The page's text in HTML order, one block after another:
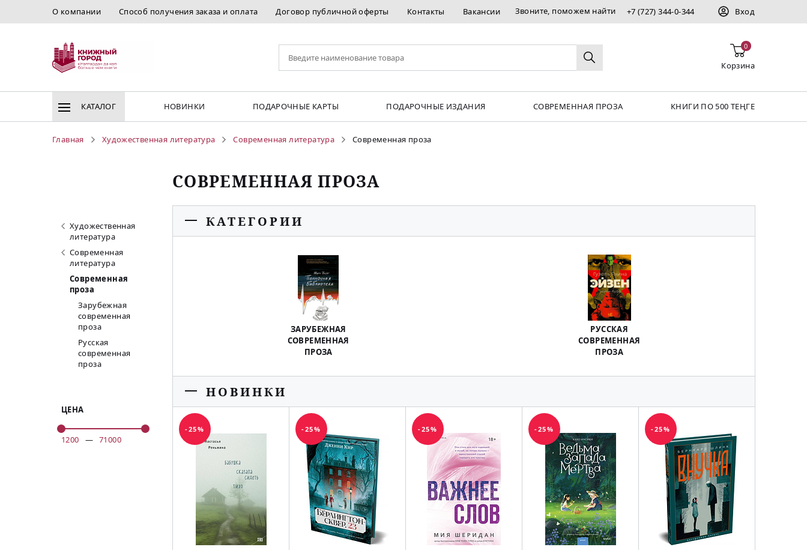
О компании Способ получения заказа и оплата Договор публичной оферты Контакты Вакансии Звоните, поможем найти +7 (727) 344-0-344 Вход
0
Корзина
КАТАЛОГ НОВИНКИ ПОДАРОЧНЫЕ КАРТЫ ПОДАРОЧНЫЕ ИЗДАНИЯ СОВРЕМЕННАЯ ПРОЗА КНИГИ ПО 500 ТЕҢГЕ
Главная Художественная литература Современная литература Современная проза
СОВРЕМЕННАЯ ПРОЗА
Художественная
литература
Современная
литература
Современная
проза
Зарубежная
современная
проза
Русская
современная
проза
ЦЕНА
1200 — 71000
КАТЕГОРИИ
ЗАРУБЕЖНАЯ
СОВРЕМЕННАЯ
ПРОЗА
РУССКАЯ
СОВРЕМЕННАЯ
ПРОЗА
НОВИНКИ
-25% -25% -25% -25% -25%